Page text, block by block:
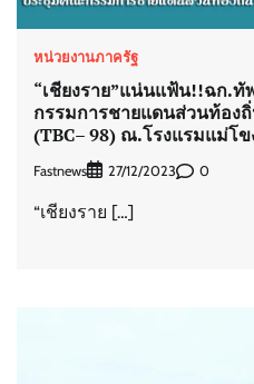
หน่วยงานภาครัฐ
“เชียงราย”แน่นแฟ้น!!ฉก.
กรรมการชายแดนส่วนท้อง
(TBC– 98) ณ.โรงแรมแม่โข
Fastnews 27/12/2023 0
“เชียงราย […]